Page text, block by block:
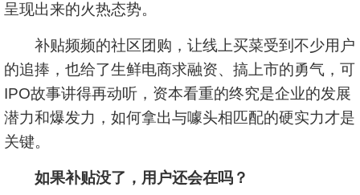
呈现出来的火热态势。
补贴频频的社区团购，让线上买菜受到不少用户
的追捧，也给了生鲜电商求融资、搞上市的勇气，可
IPO故事讲得再动听，资本看重的终究是企业的发展
潜力和爆发力，如何拿出与噱头相匹配的硬实力才是
关键。
如果补贴没了，用户还会在吗？